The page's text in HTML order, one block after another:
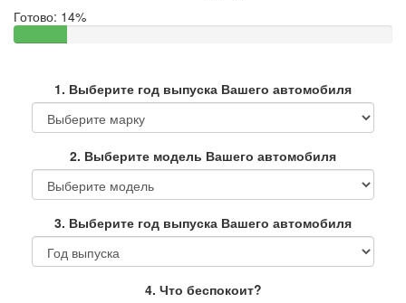
Готово: 14%
1. Выберите год выпуска Вашего автомобиля
2. Выберите модель Вашего автомобиля
3. Выберите год выпуска Вашего автомобиля
4. Что беспокоит?